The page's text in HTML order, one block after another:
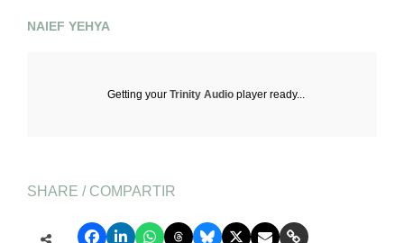
NAIEF YEHYA
Getting yourTrinity Audio player ready...
SHARE / COMPARTIR